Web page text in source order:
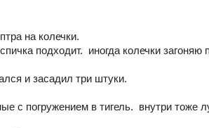
на колечки.
подходит. иногда колечки загоняю
и засадил три штуки.
с погружением в тигель. внутри тоже